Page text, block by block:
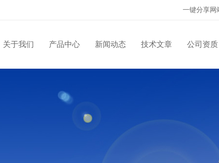
一键分享网
关于我们 产品中心 新闻动态 技术文章 公司资质